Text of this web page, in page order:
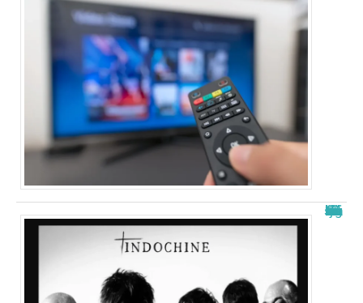
La signification de “j’ai demandé à la lune” d’indochine